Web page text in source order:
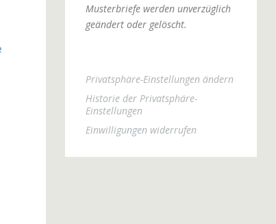
Musterbriefe werden unverzüglich
geändert oder gelöscht.
Privatsphäre-Einstellungen ändern
Historie der Privatsphäre-
Einstellungen
Einwilligungen widerrufen